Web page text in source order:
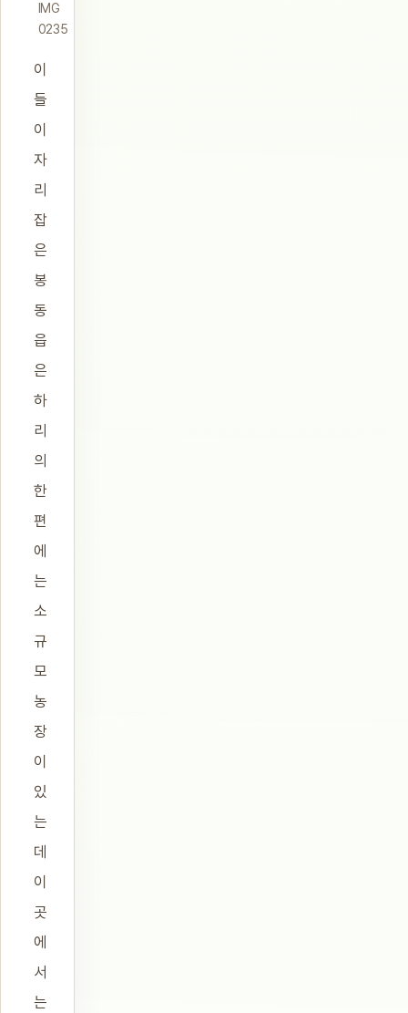
IMG
0235
이
들
이
자
리
잡
은
봉
동
읍
은
하
리
의
한
편
에
는
소
규
모
농
장
이
있
는
데
이
곳
에
서
는